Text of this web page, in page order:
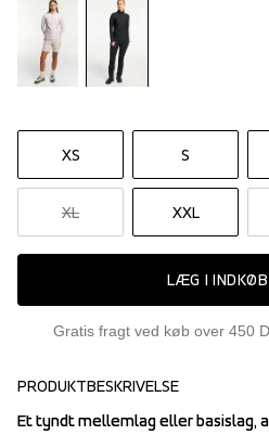
XS S
XL XXL
LÆG I
Gratis fragt ved køb over 450
PRODUKTBESKRIVELSE
Et tyndt mellemlag eller basislag,
Et tyndt mellemlag eller basislag,